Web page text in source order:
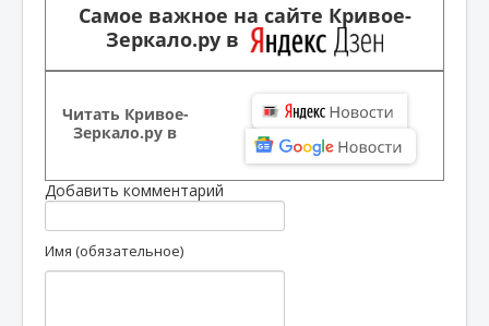
Самое важное на сайте Кривое-
Зеркало.ру в
Читать Кривое-
Зеркало.ру в
Добавить комментарий
Имя (обязательное)